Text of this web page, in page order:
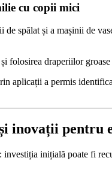
cu copii mici
de spălat și a mașinii de
folosirea draperiilor
aplicații a permis
inovații pentru
: investiția inițială poate fi